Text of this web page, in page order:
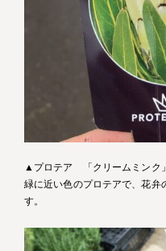
▲プロテア 「クリームミンク」
緑に近い色のプロテアで、花弁
す。